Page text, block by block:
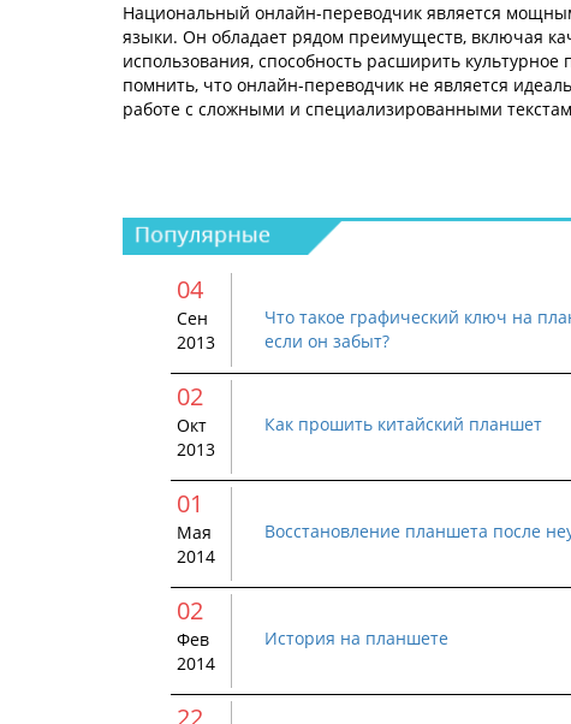
Национальный онлайн-переводчик является
языки. Он обладает рядом преимуществ, включая
использования, способность расширить
помнить, что онлайн-переводчик не является
работе с сложными и специализированными
04
Сен
2013
Что такое графический ключ на
если он забыт?
02
Окт
2013
Как прошить китайский планшет
01
Мая
2014
Восстановление планшета после
02
Фев
2014
История на планшете